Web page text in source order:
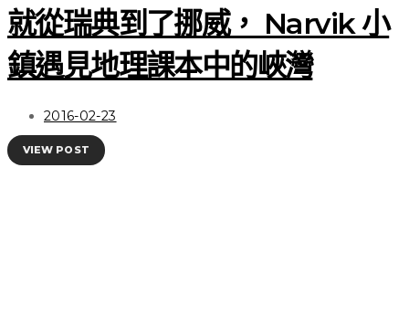
就從瑞典到了挪威， Narvik 小
鎮遇見地理課本中的峽灣
2016-02-23
VIEW POST